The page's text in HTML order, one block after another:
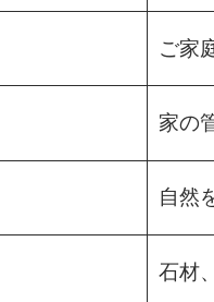
ご家
家の
自然
石材